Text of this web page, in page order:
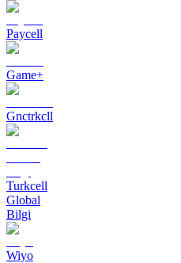
Paycell
Game+
Gnctrkcll
Turkcell
Global
Bilgi
Wiyo